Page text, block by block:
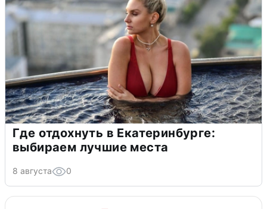
Где отдохнуть в Екатеринбурге:
выбираем лучшие места
8 августа 0